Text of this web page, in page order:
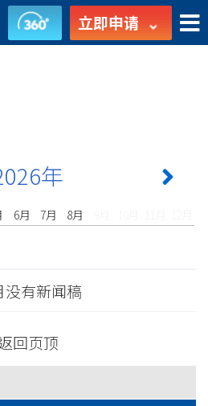
立即申请
年
6月 7月 8月
没有新闻稿
回页顶